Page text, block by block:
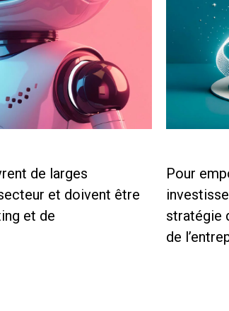
de larges
et doivent être
et de
Pour
stratégie
de